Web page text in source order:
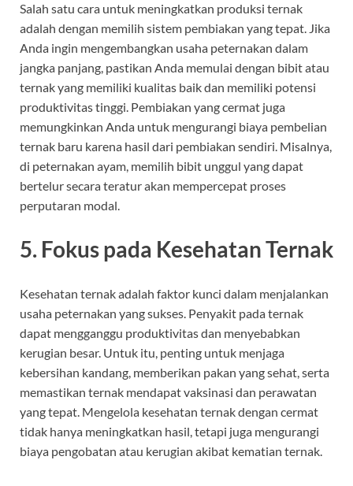
Salah satu cara untuk meningkatkan produksi ternak
adalah dengan memilih sistem pembiakan yang tepat. Jika
Anda ingin mengembangkan usaha peternakan dalam
jangka panjang, pastikan Anda memulai dengan bibit atau
ternak yang memiliki kualitas baik dan memiliki potensi
produktivitas tinggi. Pembiakan yang cermat juga
memungkinkan Anda untuk mengurangi biaya pembelian
ternak baru karena hasil dari pembiakan sendiri. Misalnya,
di peternakan ayam, memilih bibit unggul yang dapat
bertelur secara teratur akan mempercepat proses
perputaran modal.
5. Fokus pada Kesehatan Ternak
Kesehatan ternak adalah faktor kunci dalam menjalankan
usaha peternakan yang sukses. Penyakit pada ternak
dapat mengganggu produktivitas dan menyebabkan
kerugian besar. Untuk itu, penting untuk menjaga
kebersihan kandang, memberikan pakan yang sehat, serta
memastikan ternak mendapat vaksinasi dan perawatan
yang tepat. Mengelola kesehatan ternak dengan cermat
tidak hanya meningkatkan hasil, tetapi juga mengurangi
biaya pengobatan atau kerugian akibat kematian ternak.